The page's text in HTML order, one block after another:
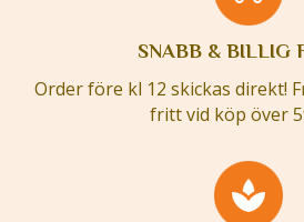
SNABB & BILLIG
Order före kl 12 skickas direkt!
fritt vid köp över